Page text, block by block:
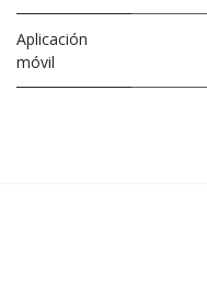
Aplicación
móvil